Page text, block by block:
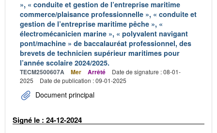
», « conduite et gestion de l’entreprise maritime
commerce/plaisance professionnelle », « conduite et
gestion de l’entreprise maritime pêche », «
électromécanicien marine », « polyvalent navigant
pont/machine » de baccalauréat professionnel, des
brevets de technicien supérieur maritimes pour
l’année scolaire 2024/2025.
TECM2500607A Mer Arrêté
Date de signature : 08-01-
2025
Date de publication : 09-01-2025
Document principal
Signé le : 24-12-2024